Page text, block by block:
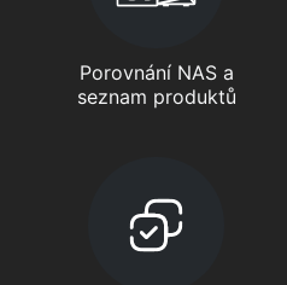
Porovnání NAS a
seznam produktů